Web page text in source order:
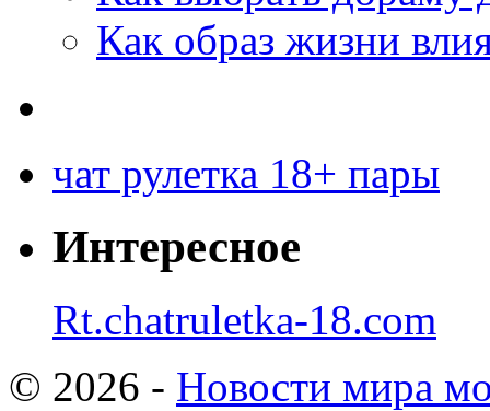
Как образ жизни
чат рулетка 18+ пары
Интересное
Rt.chatruletka-18.com
© 2026 - Новости мира